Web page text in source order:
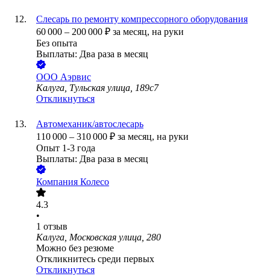
Слесарь по ремонту компрессорного оборудования
60 000 – 200 000 ₽ за месяц, на руки
Без опыта
Выплаты: Два раза в месяц
ООО Аэрвис
Калуга, Тульская улица, 189с7
Откликнуться
Автомеханик/автослесарь
110 000 – 310 000 ₽ за месяц, на руки
Опыт 1-3 года
Выплаты: Два раза в месяц
Компания Колесо
4.3
•
1 отзыв
Калуга, Московская улица, 280
Можно без резюме
Откликнитесь среди первых
Откликнуться